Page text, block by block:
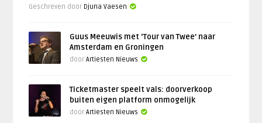
Geschreven door Djuna Vaesen
Guus Meeuwis met ‘Tour van Twee’ naar
Amsterdam en Groningen
doorArtiesten Nieuws
Ticketmaster speelt vals: doorverkoop
buiten eigen platform onmogelijk
doorArtiesten Nieuws